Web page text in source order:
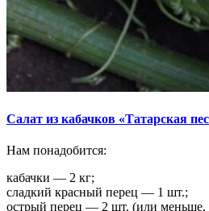
Салат из кабачков «Татарская
Нам понадобится:
кабачки — 2 кг;
сладкий красный перец — 1 шт.;
острый перец — 2 шт. (или меньше,